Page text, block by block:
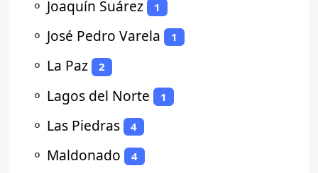
⚬ Joaquín Suárez 1
⚬ José Pedro Varela 1
⚬ La Paz 2
⚬ Lagos del Norte 1
⚬ Las Piedras 4
⚬ Maldonado 4